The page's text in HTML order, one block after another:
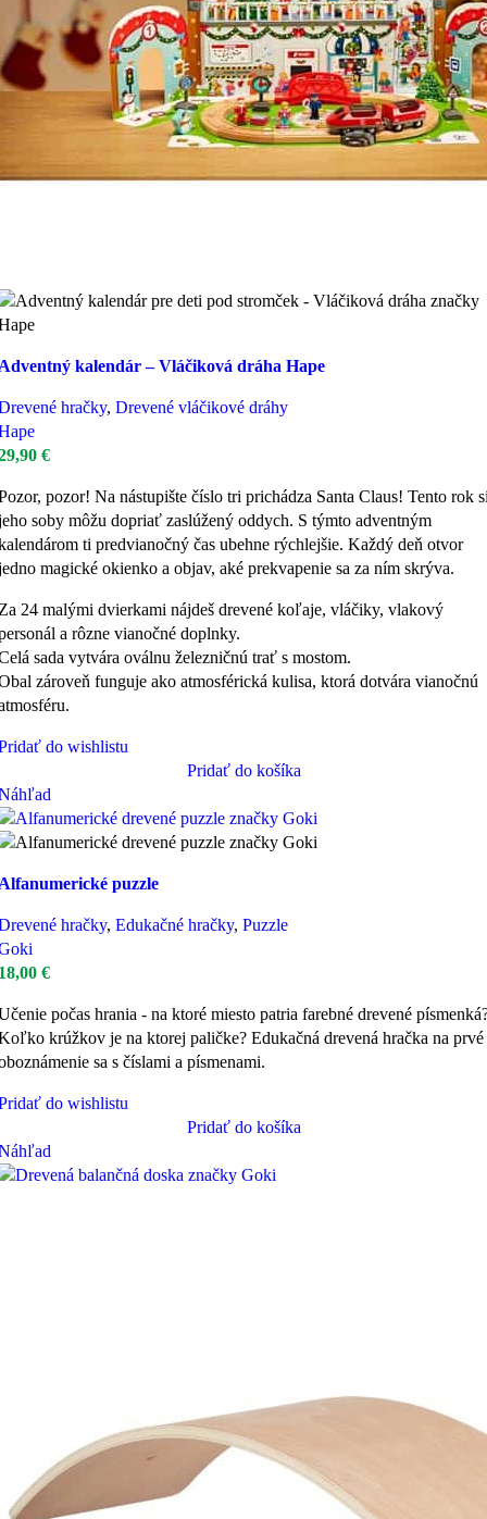
kalendár – Vláčiková dráha Hape
hračky, Drevené vláčikové dráhy
€
pozor! Na nástupište číslo tri prichádza Santa Claus! Tento rok
soby môžu dopriať zaslúžený oddych. S týmto adventným
ti predvianočný čas ubehne rýchlejšie. Každý deň otvor
magické okienko a objav, aké prekvapenie sa za ním skrýva.
24 malými dvierkami nájdeš drevené koľaje, vláčiky, vlakový
a rôzne vianočné doplnky.
sada vytvára oválnu železničnú trať s mostom.
zároveň funguje ako atmosférická kulisa, ktorá dotvára vianočnú
do wishlistu
Pridať do košíka
puzzle
hračky, Edukačné hračky, Puzzle
€
počas hrania - na ktoré miesto patria farebné drevené
krúžkov je na ktorej paličke? Edukačná drevená hračka na prvé
sa s číslami a písmenami.
do wishlistu
Pridať do košíka